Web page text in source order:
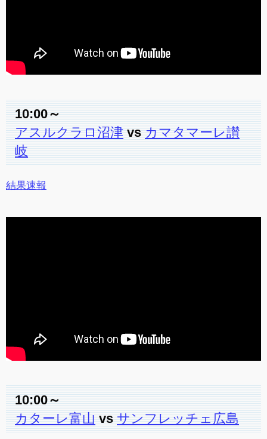
10:00～
アスルクラロ沼津vsカマタマーレ讃
岐
結果速報
10:00～
カターレ富山vsサンフレッチェ広島